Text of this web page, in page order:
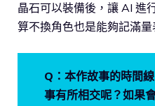
晶石可以裝備後，讓 AI 進
算不換角色也是能夠記滿量
Q：本作故事的時間
事有所相交呢？如果